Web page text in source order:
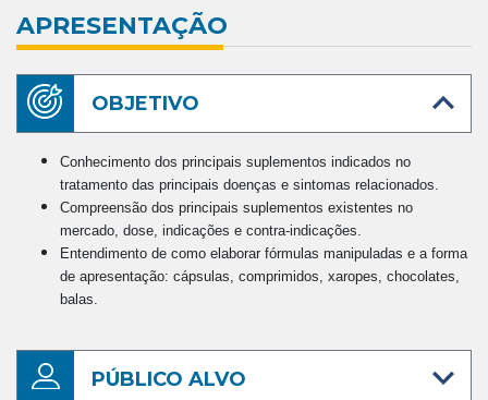
APRESENTAÇÃO
OBJETIVO
Conhecimento dos principais suplementos indicados no
tratamento das principais doenças e sintomas relacionados.
Compreensão dos principais suplementos existentes no
mercado, dose, indicações e contra-indicações.
Entendimento de como elaborar fórmulas manipuladas e a forma
de apresentação: cápsulas, comprimidos, xaropes, chocolates,
balas.
PÚBLICO ALVO